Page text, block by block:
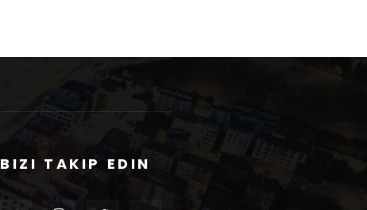
BIZI TAKIP EDIN